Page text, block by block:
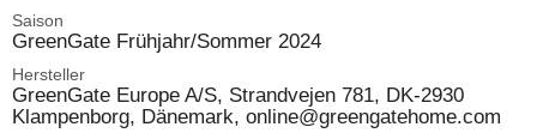
Saison
GreenGate Frühjahr/Sommer 2024
Hersteller
GreenGate Europe A/S, Strandvejen 781, DK-2930
Klampenborg, Dänemark, online@greengatehome.com